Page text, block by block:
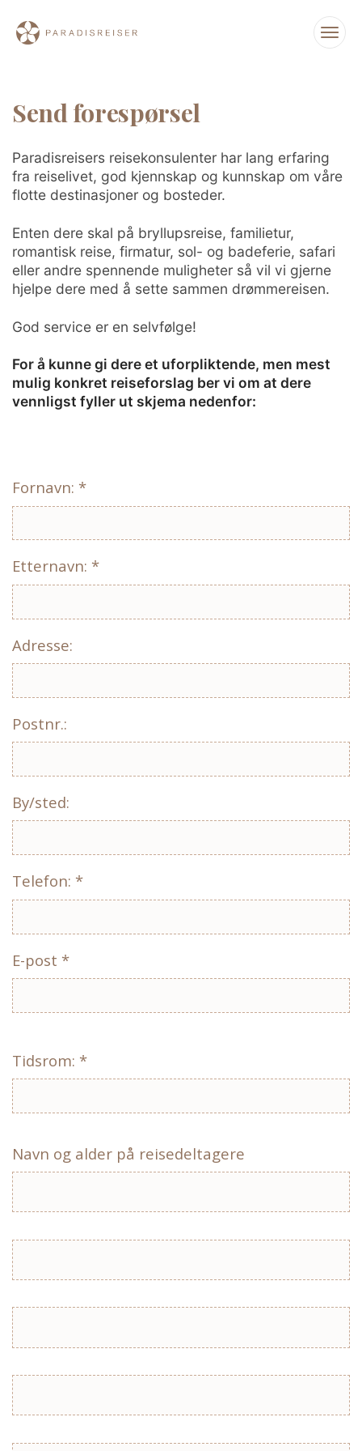
Send forespørsel
Paradisreisers reisekonsulenter har lang erfaring
fra reiselivet, god kjennskap og kunnskap om våre
flotte destinasjoner og bosteder.
Enten dere skal på bryllupsreise, familietur,
romantisk reise, firmatur, sol- og badeferie, safari
eller andre spennende muligheter så vil vi gjerne
hjelpe dere med å sette sammen drømmereisen.
God service er en selvfølge!
For å kunne gi dere et uforpliktende, men mest
mulig konkret reiseforslag ber vi om at dere
vennligst fyller ut skjema nedenfor:
Fornavn: *
Etternavn: *
Adresse:
Postnr.:
By/sted:
Telefon: *
E-post *
Tidsrom: *
Navn og alder på reisedeltagere